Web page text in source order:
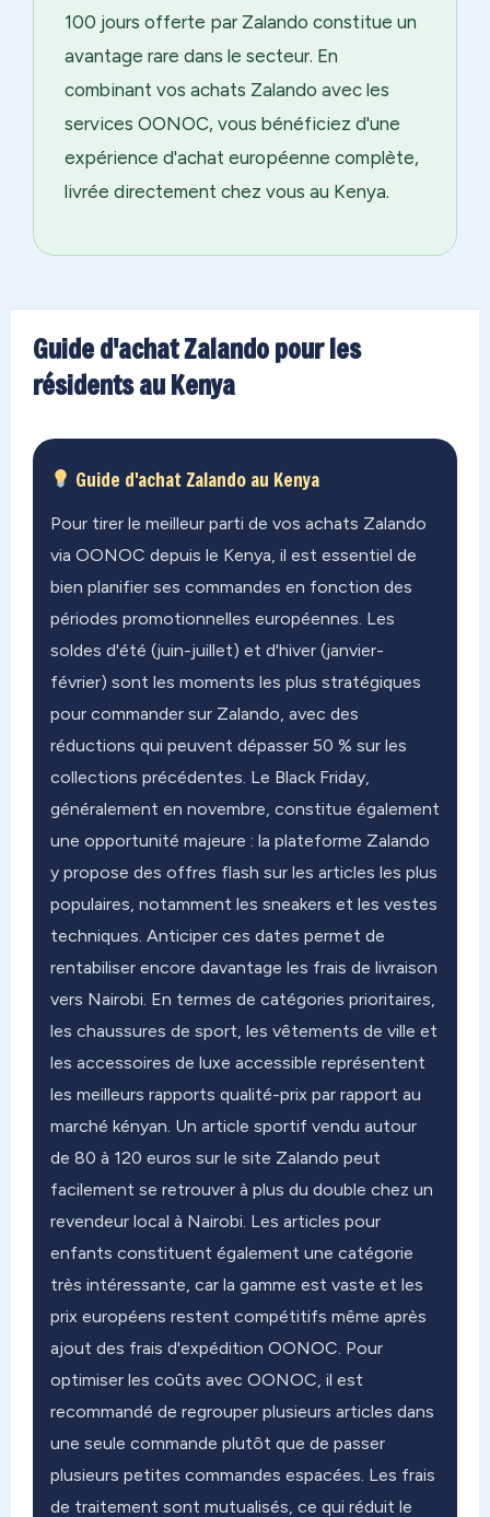
100 jours offerte par Zalando constitue un
avantage rare dans le secteur. En
combinant vos achats Zalando avec les
services OONOC, vous bénéficiez d'une
expérience d'achat européenne complète,
livrée directement chez vous au Kenya.
Guide d'achat Zalando pour les
résidents au Kenya
Guide d'achat Zalando au Kenya
Pour tirer le meilleur parti de vos achats Zalando
via OONOC depuis le Kenya, il est essentiel de
bien planifier ses commandes en fonction des
périodes promotionnelles européennes. Les
soldes d'été (juin-juillet) et d'hiver (janvier-
février) sont les moments les plus stratégiques
pour commander sur Zalando, avec des
réductions qui peuvent dépasser 50 % sur les
collections précédentes. Le Black Friday,
généralement en novembre, constitue également
une opportunité majeure : la plateforme Zalando
y propose des offres flash sur les articles les plus
populaires, notamment les sneakers et les vestes
techniques. Anticiper ces dates permet de
rentabiliser encore davantage les frais de livraison
vers Nairobi. En termes de catégories prioritaires,
les chaussures de sport, les vêtements de ville et
les accessoires de luxe accessible représentent
les meilleurs rapports qualité-prix par rapport au
marché kényan. Un article sportif vendu autour
de 80 à 120 euros sur le site Zalando peut
facilement se retrouver à plus du double chez un
revendeur local à Nairobi. Les articles pour
enfants constituent également une catégorie
très intéressante, car la gamme est vaste et les
prix européens restent compétitifs même après
ajout des frais d'expédition OONOC. Pour
optimiser les coûts avec OONOC, il est
recommandé de regrouper plusieurs articles dans
une seule commande plutôt que de passer
plusieurs petites commandes espacées. Les frais
de traitement sont mutualisés, ce qui réduit le